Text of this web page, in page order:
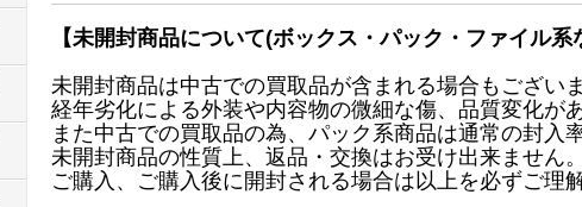
【未開封商品について(ボックス・パック・ファイル系
未開封商品は中古での買取品が含まれる場合もございま
経年劣化による外装や内容物の微細な傷、品質変化が
また中古での買取品の為、パック系商品は通常の封入
未開封商品の性質上、返品・交換はお受け出来ません。
ご購入、ご購入後に開封される場合は以上を必ずご理